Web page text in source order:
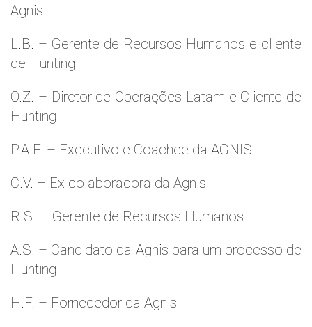
Agnis
L.B. – Gerente de Recursos Humanos e cliente
de Hunting
O.Z. – Diretor de Operações Latam e Cliente de
Hunting
P.A.F. – Executivo e Coachee da AGNIS
C.V. – Ex colaboradora da Agnis
R.S. – Gerente de Recursos Humanos
A.S. – Candidato da Agnis para um processo de
Hunting
H.F. – Fornecedor da Agnis